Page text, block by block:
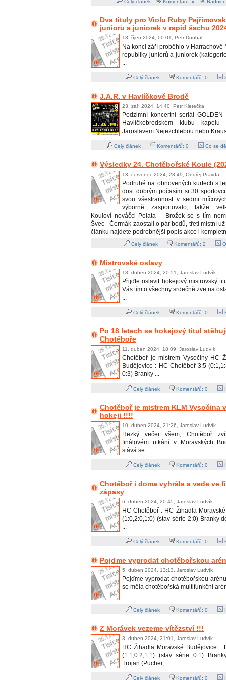
Celý článek Komentářů: x
Dva tituly pro Violu Ruby
juniorů a juniorek v rapid šachu
18. říjen 2024, 00:01, Petr Ďoubal
Na konci září proběhlo v Harrachově
republiky juniorů a juniorek
...
Celý článek Komentářů: 0
J.A.R. v Havlíčkově Brodě
23. září 2024, 14:40, Petr Kletečka
Podzimní koncertní seriál
Havlíčkobrodském klubu
Jaroslavem Nejezchlebou nebo
Celý článek Komentářů: 0 Co se
Výsledky 24. Chotěbořské Koule
13. červenec 2024, 23:49, Ondřej Pravda
Podruhé na obnovených kurtech s
dost dobrým počasím si 30
svou všestrannost v sedmi
výborně zasportovalo, takže
Kouloví nováčci Polata – Brožek se s tím
Švec - Čermák zaostali o pár bodů, třetí místní
článku najdete podrobnější popis akce i
Celý článek Komentářů: 2
Mistrovské oslavy
18. duben 2024, 20:51, Jaroslav Ludvík
Přijďte oslavit hokejový mistrovský
Vás tímto všechny srdečně zve na
...
Celý článek Komentářů: 0
Po 18 letech se hokejový titul
Chotěboře
11. duben 2024, 18:09, Jaroslav Ludvík
Chotěboř je mistrem Vysočiny HC
Budějovice : HC Chotěboř 3:5
0:3) Branky ...
Celý článek Komentářů: 0
Chotěboř je mistrem KLM Vysočina
hokeji !!!!
10. duben 2024, 21:26, Jaroslav Ludvík
Hezký večer všem, Chotěboř
finálovém utkání v Moravských
stává se ...
Celý článek Komentářů: 0
Chotěboř i doma vyhrála a vede ve
zápasy
6. duben 2024, 20:45, Jaroslav Ludvík
HC Chotěboř . HC Žihadla
(1:0,2:0,1:0) (stav série 2:0) Branky
...
Celý článek Komentářů: 0
Pojďme vyprodat chotěbořskou
5. duben 2024, 13:13, Jaroslav Ludvík
Pojďme vyprodat chotěbořskou
se měla chotěbořská multifunkční
Celý článek Komentářů: 0
Z Morávek vezeme vítězství !!!
3. duben 2024, 21:01, Jaroslav Ludvík
HC Žihadla Moravské Budějovice :
(1:1,0:2,1:1) (stav série 0:1)
Trojan (Pucher, ...
Celý článek Komentářů: 0